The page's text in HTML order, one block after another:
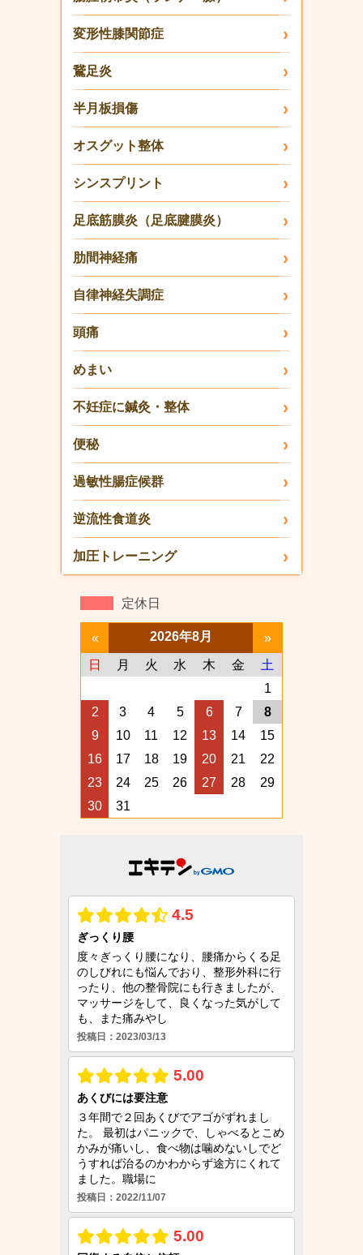
変形性膝関節症
鵞足炎
半月板損傷
オスグット整体
シンスプリント
足底筋膜炎（足底腱膜炎）
肋間神経痛
自律神経失調症
頭痛
めまい
不妊症に鍼灸・整体
便秘
過敏性腸症候群
逆流性食道炎
加圧トレーニング
定休日
« 2026年8月
»
日
月 火 水 木 金
土
1
2
3 4 5 6 7
8
9
10 11 12 13 14
15
16
17 18 19 20 21
22
23
24 25 26 27 28
29
30
31